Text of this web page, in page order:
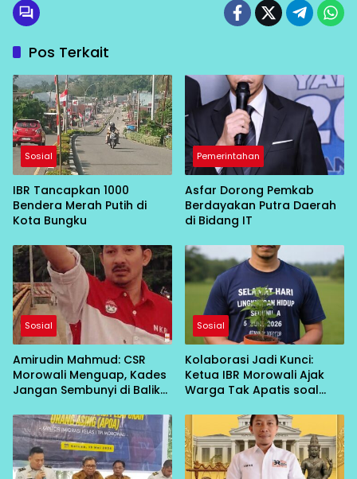
Pos Terkait
Sosial
IBR Tancapkan 1000
Bendera Merah Putih di
Kota Bungku
Pemerintahan
Asfar Dorong Pemkab
Berdayakan Putra Daerah
di Bidang IT
Sosial
Amirudin Mahmud: CSR
Morowali Menguap, Kades
Jangan Sembunyi di Balik
Sosial
Kolaborasi Jadi Kunci:
Ketua IBR Morowali Ajak
Warga Tak Apatis soal